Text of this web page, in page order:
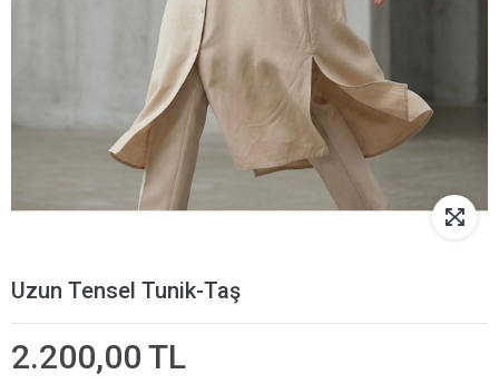
Uzun Tensel Tunik-Taş
2.200,00 TL